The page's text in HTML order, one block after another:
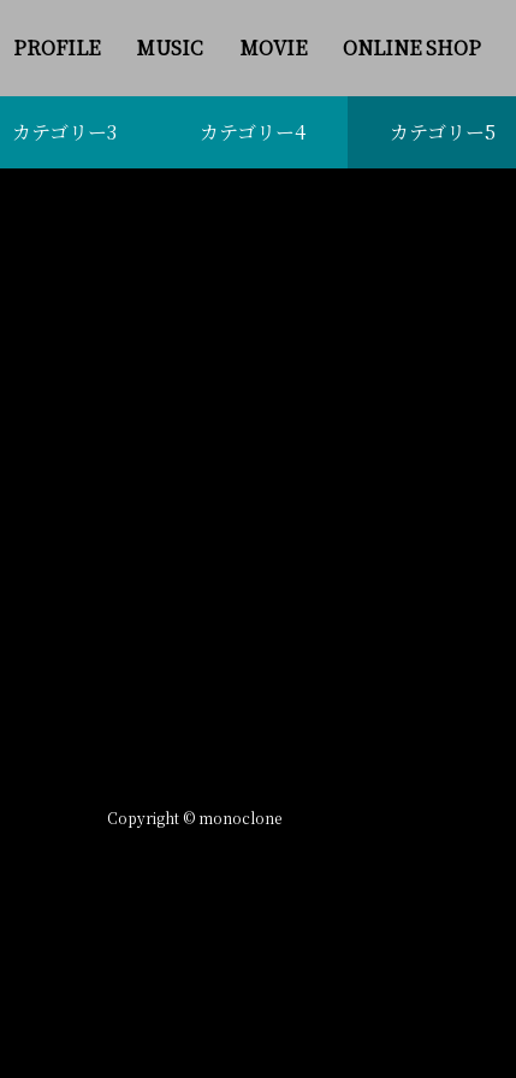
PROFILE MUSIC MOVIE ONLINE SHOP
カテゴリー3 カテゴリー4 カテゴリー5
Copyright © monoclone